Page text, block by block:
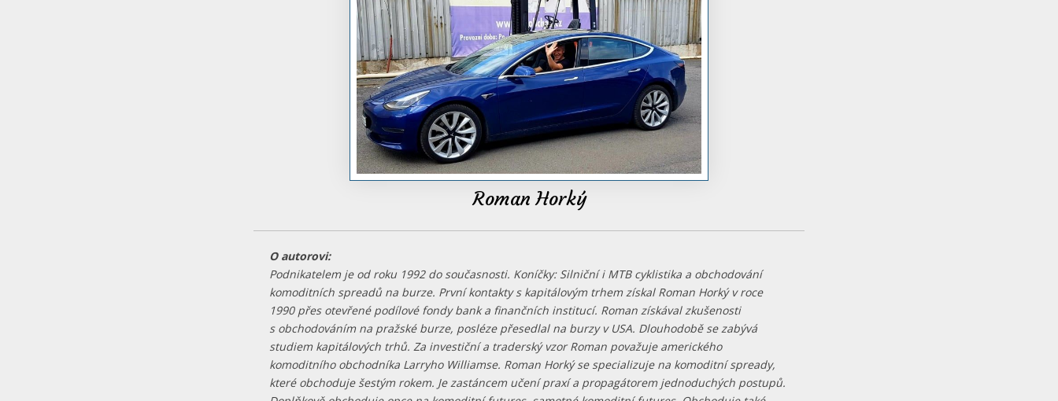
Roman Horký
O autorovi:
Podnikatelem je od roku 1992 do současnosti. Koníčky: Silniční i MTB cyklistika a obchodování
komoditních spreadů na burze. První kontakty s kapitálovým trhem získal Roman Horký v roce
1990 přes otevřené podílové fondy bank a finančních institucí. Roman získával zkušenosti
s obchodováním na pražské burze, posléze přesedlal na burzy v USA. Dlouhodobě se zabývá
studiem kapitálových trhů. Za investiční a traderský vzor Roman považuje amerického
komoditního obchodníka Larryho Williamse. Roman Horký se specializuje na komoditní spready,
které obchoduje šestým rokem. Je zastáncem učení praxí a propagátorem jednoduchých postupů.